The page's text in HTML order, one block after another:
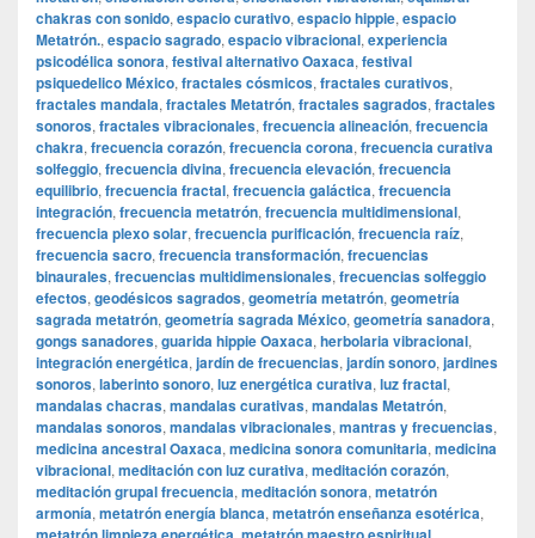
chakras con sonido, espacio curativo, espacio hippie, espacio
Metatrón., espacio sagrado, espacio vibracional, experiencia
psicodélica sonora, festival alternativo Oaxaca, festival
psiquedelico México, fractales cósmicos, fractales curativos,
fractales mandala, fractales Metatrón, fractales sagrados, fractales
sonoros, fractales vibracionales, frecuencia alineación, frecuencia
chakra, frecuencia corazón, frecuencia corona, frecuencia curativa
solfeggio, frecuencia divina, frecuencia elevación, frecuencia
equilibrio, frecuencia fractal, frecuencia galáctica, frecuencia
integración, frecuencia metatrón, frecuencia multidimensional,
frecuencia plexo solar, frecuencia purificación, frecuencia raíz,
frecuencia sacro, frecuencia transformación, frecuencias
binaurales, frecuencias multidimensionales, frecuencias solfeggio
efectos, geodésicos sagrados, geometría metatrón, geometría
sagrada metatrón, geometría sagrada México, geometría sanadora,
gongs sanadores, guarida hippie Oaxaca, herbolaria vibracional,
integración energética, jardín de frecuencias, jardín sonoro, jardines
sonoros, laberinto sonoro, luz energética curativa, luz fractal,
mandalas chacras, mandalas curativas, mandalas Metatrón,
mandalas sonoros, mandalas vibracionales, mantras y frecuencias,
medicina ancestral Oaxaca, medicina sonora comunitaria, medicina
vibracional, meditación con luz curativa, meditación corazón,
meditación grupal frecuencia, meditación sonora, metatrón
armonía, metatrón energía blanca, metatrón enseñanza esotérica,